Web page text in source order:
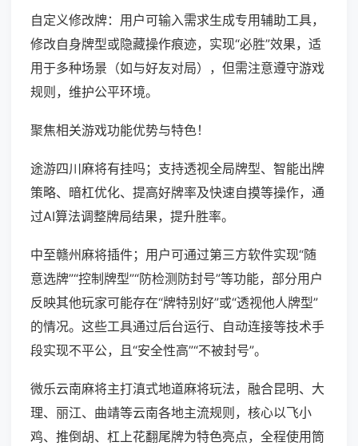
自定义修改牌：用户可输入需求生成专用辅助工具，
修改自身牌型或隐藏操作痕迹，实现“必胜”效果，适
用于多种场景（如与好友对局），但需注意遵守游戏
规则，维护公平环境。
聚焦相关游戏功能优势与特色！
途游四川麻将有挂吗；支持透视全局牌型、智能出牌
策略、暗杠优化、提高好牌率及快速自摸等操作，通
过AI算法调整牌局结果，提升胜率。
中至赣州麻将插件；用户可通过第三方软件实现“随
意选牌”“控制牌型”“防检测防封号”等功能，部分用户
反映其他玩家可能存在“牌特别好”或“透视他人牌型”
的情况。这些工具通过后台运行、自动连接等技术手
段实现不平公，且“安全性高”“不被封号”。
微乐云南麻将主打滇式地道麻将玩法，融合昆明、大
理、丽江、曲靖等云南各地主流规则，核心以飞小
鸡、推倒胡、杠上花翻尾牌为特色亮点，全程使用筒